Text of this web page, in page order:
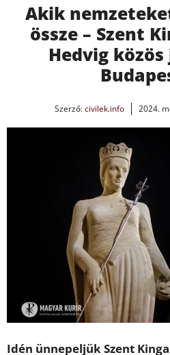
Akik
össze – Szent
Hedvig
Szerző:civilek.info 2024.
Idén ünnepeljük Szent